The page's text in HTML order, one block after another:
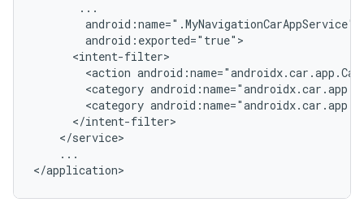
<action
<category
<category
...